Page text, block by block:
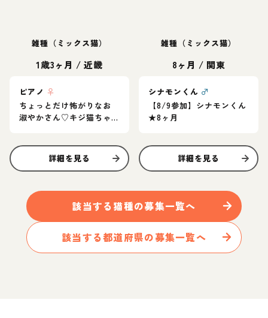
雑種（ミックス猫）
1歳3ヶ月 /近畿
ピアノ ♀
ちょっとだけ怖がりなお
淑やかさん♡キジ猫ちゃ
詳細を見る
雑種（ミックス猫）
8ヶ月 / 関東
シナモンくん ♂
【8/9参加】シナモンくん
★8ヶ月
詳細を見る
該当する 猫種の募集一覧へ
該当する都道府県の募集一覧へ